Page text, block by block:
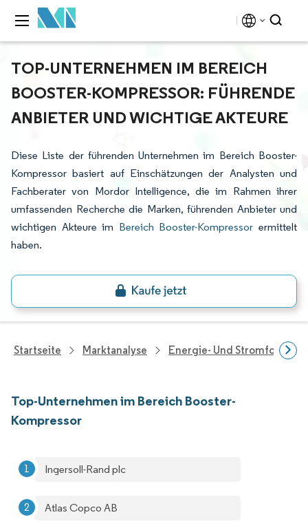
TOP-UNTERNEHMEN IM BEREICH
BOOSTER-KOMPRESSOR: FÜHRENDE
ANBIETER UND WICHTIGE AKTEURE
Diese Liste der führenden Unternehmen im Bereich Booster-
Kompressor basiert auf Einschätzungen der Analysten und
Fachberater von Mordor Intelligence, die im Rahmen ihrer
umfassenden Recherche die Marken, führenden Anbieter und
wichtigen Akteure im Bereich Booster-Kompressor ermittelt
haben.
Startseite Marktanalyse Energie- Und
Top-Unternehmen im Bereich Booster-
Kompressor
Ingersoll-Rand plc
Atlas Copco AB